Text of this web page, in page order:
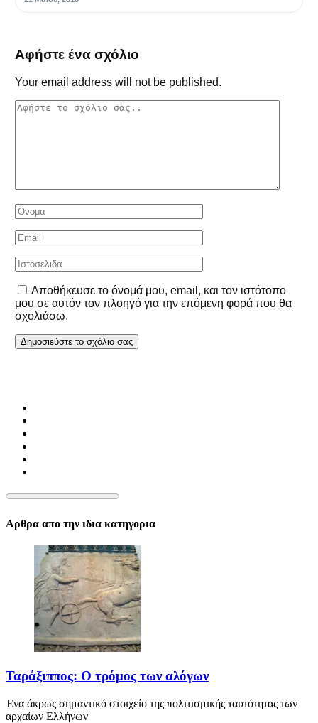
Αφήστε ένα σχόλιο
Your email address will not be published.
Αποθήκευσε το όνομά μου, email, και τον ιστότοπο
μου σε αυτόν τον πλοηγό για την επόμενη φορά που θα
σχολιάσω.
Αρθρα απο την ιδια κατηγορια
Ταράξιππος: Ο τρόμος των αλόγων
Ένα άκρως σημαντικό στοιχείο της πολιτισμικής ταυτότητας των
αρχαίων Ελλήνων